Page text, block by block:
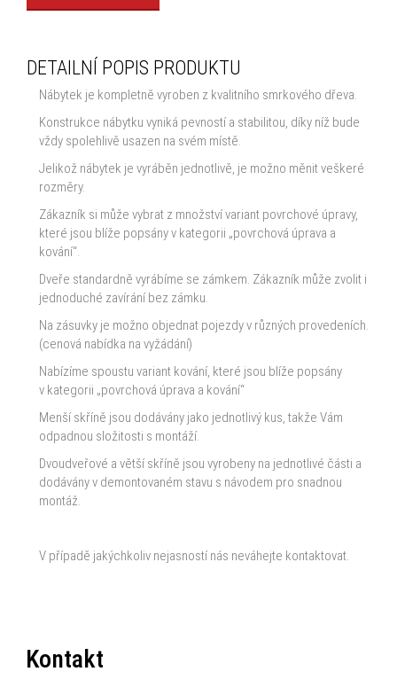
DETAILNÍ POPIS PRODUKTU
Nábytek je kompletně vyroben z kvalitního smrkového dřeva.
Konstrukce nábytku vyniká pevností a stabilitou, díky níž bude
vždy spolehlivě usazen na svém místě.
Jelikož nábytek je vyráběn jednotlivě, je možno měnit veškeré
rozměry.
Zákazník si může vybrat z množství variant povrchové úpravy,
které jsou blíže popsány v kategorii „povrchová úprava a
kování“.
Dveře standardně vyrábíme se zámkem. Zákazník může zvolit i
jednoduché zavírání bez zámku.
Na zásuvky je možno objednat pojezdy v různých provedeních.
(cenová nabídka na vyžádání)
Nabízíme spoustu variant kování, které jsou blíže popsány
v kategorii „povrchová úprava a kování“
Menší skříně jsou dodávány jako jednotlivý kus, takže Vám
odpadnou složitosti s montáží.
Dvoudveřové a větší skříně jsou vyrobeny na jednotlivé části a
dodávány v demontovaném stavu s návodem pro snadnou
montáž.
V případě jakýchkoliv nejasností nás neváhejte kontaktovat.
Kontakt